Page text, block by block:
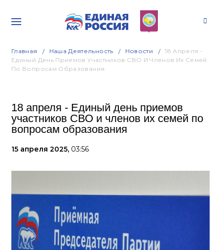
Главная Наша Деятельность Новости
18 Апреля -
Единый День Приемов Участников СВО И Членов Их Семей
По Вопросам Образования
18 апреля - Единый день приемов
участников СВО и членов их семей по
вопросам образования
15 апреля 2025, 03:56